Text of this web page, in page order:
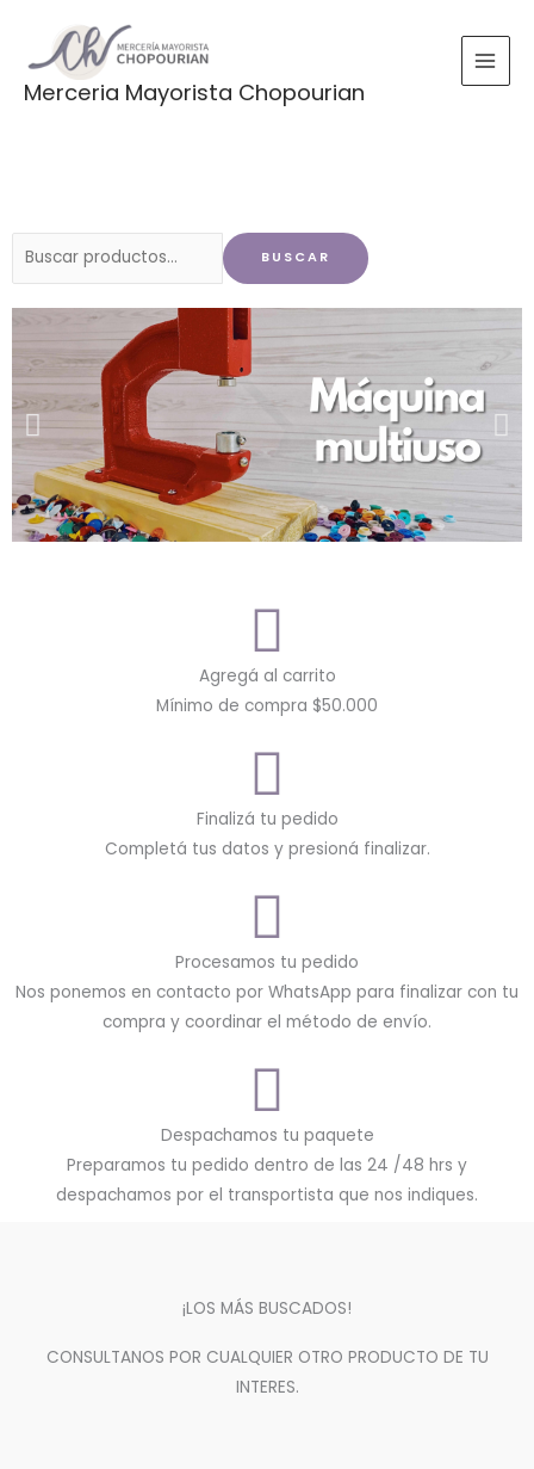
contenido
Merceria Mayorista Chopourian
Buscar
BUSCAR
Agregá al carrito
Mínimo de compra $50.000
Finalizá tu pedido
Completá tus datos y presioná finalizar.
Procesamos tu pedido
Nos ponemos en contacto por WhatsApp para finalizar con tu
compra y coordinar el método de envío.
Despachamos tu paquete
Preparamos tu pedido dentro de las 24 /48 hrs y
despachamos por el transportista que nos indiques.
¡LOS MÁS BUSCADOS!
CONSULTANOS POR CUALQUIER OTRO PRODUCTO DE TU
INTERES.